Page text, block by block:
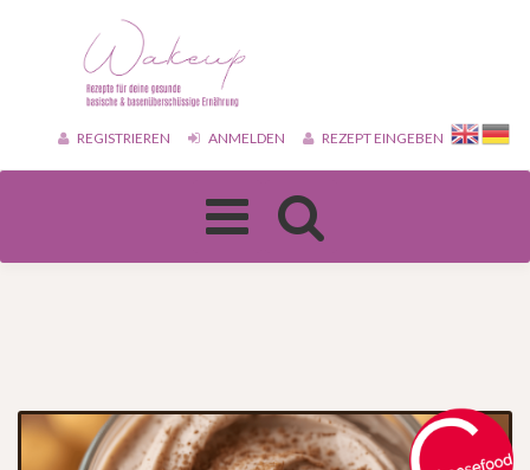
REGISTRIEREN ANMELDEN REZEPT EINGEBEN
Toggle
navigation